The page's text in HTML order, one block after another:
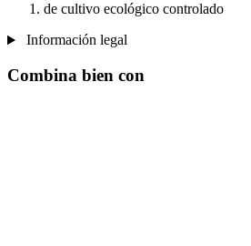
de cultivo ecológico controlado
Información legal
Combina bien con